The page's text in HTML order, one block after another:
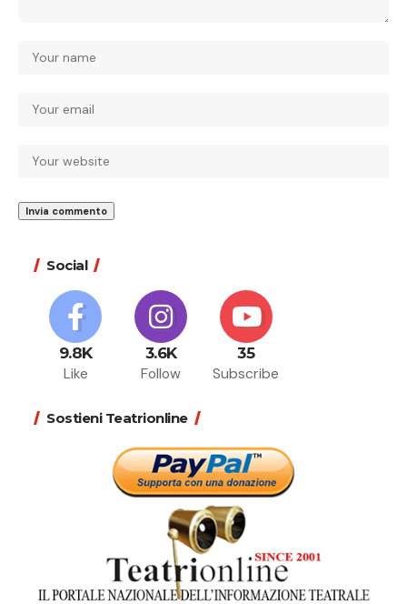
Social
9.8K
Like
3.6K
Follow
35
Subscribe
Sostieni Teatrionline